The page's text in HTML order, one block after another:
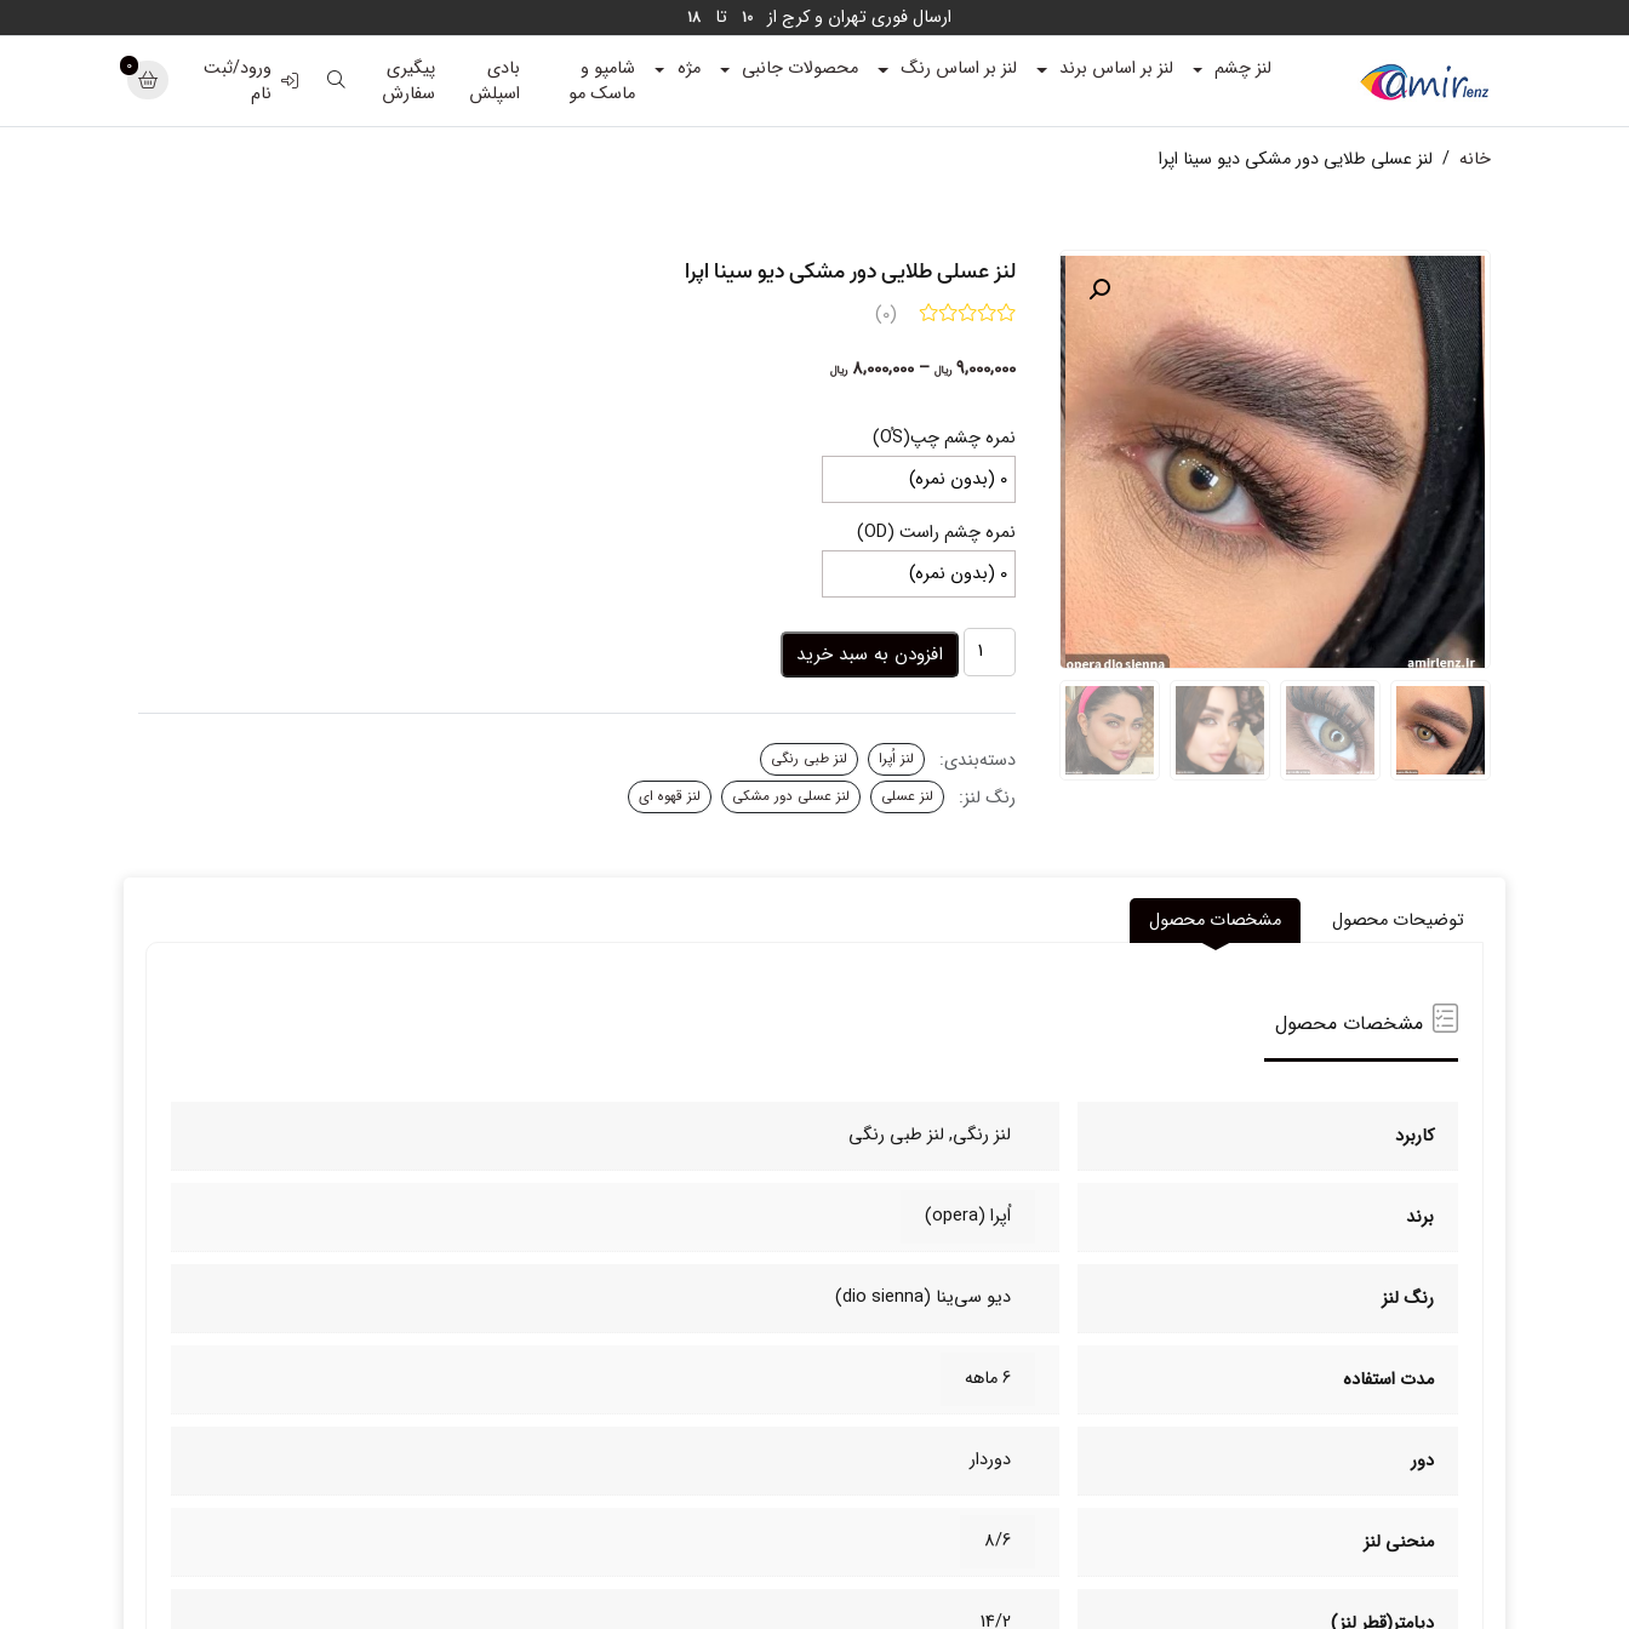
ارسال فوری تهران و کرج از 10 تا 18
لنز چشم لنز بر اساس برند لنز بر اساس رنگ محصولات جانبی مژه
شامپو و
ماسک مو
بادی
اسپلش
پیگیری
سفارش
ورود/ثبت
نام
0
خانه / لنز عسلی طلایی دور مشکی دیو سینا اپرا
لنز عسلی طلایی دور مشکی دیو سینا اپرا
(0)
9,000,000 ریال –
8,000,000 ریالPrice
نمره چشم چپ(OُS)
نمره چشم راست (OD)
لنز
عسلی
دور
دیو
سینا
اپرا
افزودن به سبد خرید
دسته‌بندی: لنز اُپرا لنز طبی رنگی
رنگ لنز: لنز عسلی لنز عسلی دور مشکی لنز قهوه ای
توضیحات محصول مشخصات محصول
مشخصات محصول
کاربرد لنز رنگی, لنز طبی‌ رنگی
برند اُپرا (opera)
رنگ لنز دیو سی‌ینا (dio sienna)
مدت استفاده 6 ماهه
دور دوردار
منحنی لنز 8/6
دیامتر(قطر لنز) 14/2